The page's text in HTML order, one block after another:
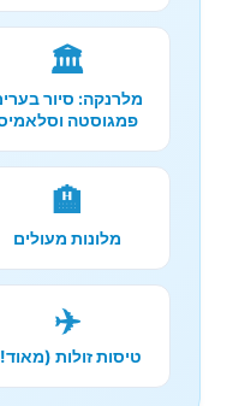
🏛️
מלרנקה: סיור
פמגוסטה
🏨
מלונות מעולים
✈️
טיסות זולות